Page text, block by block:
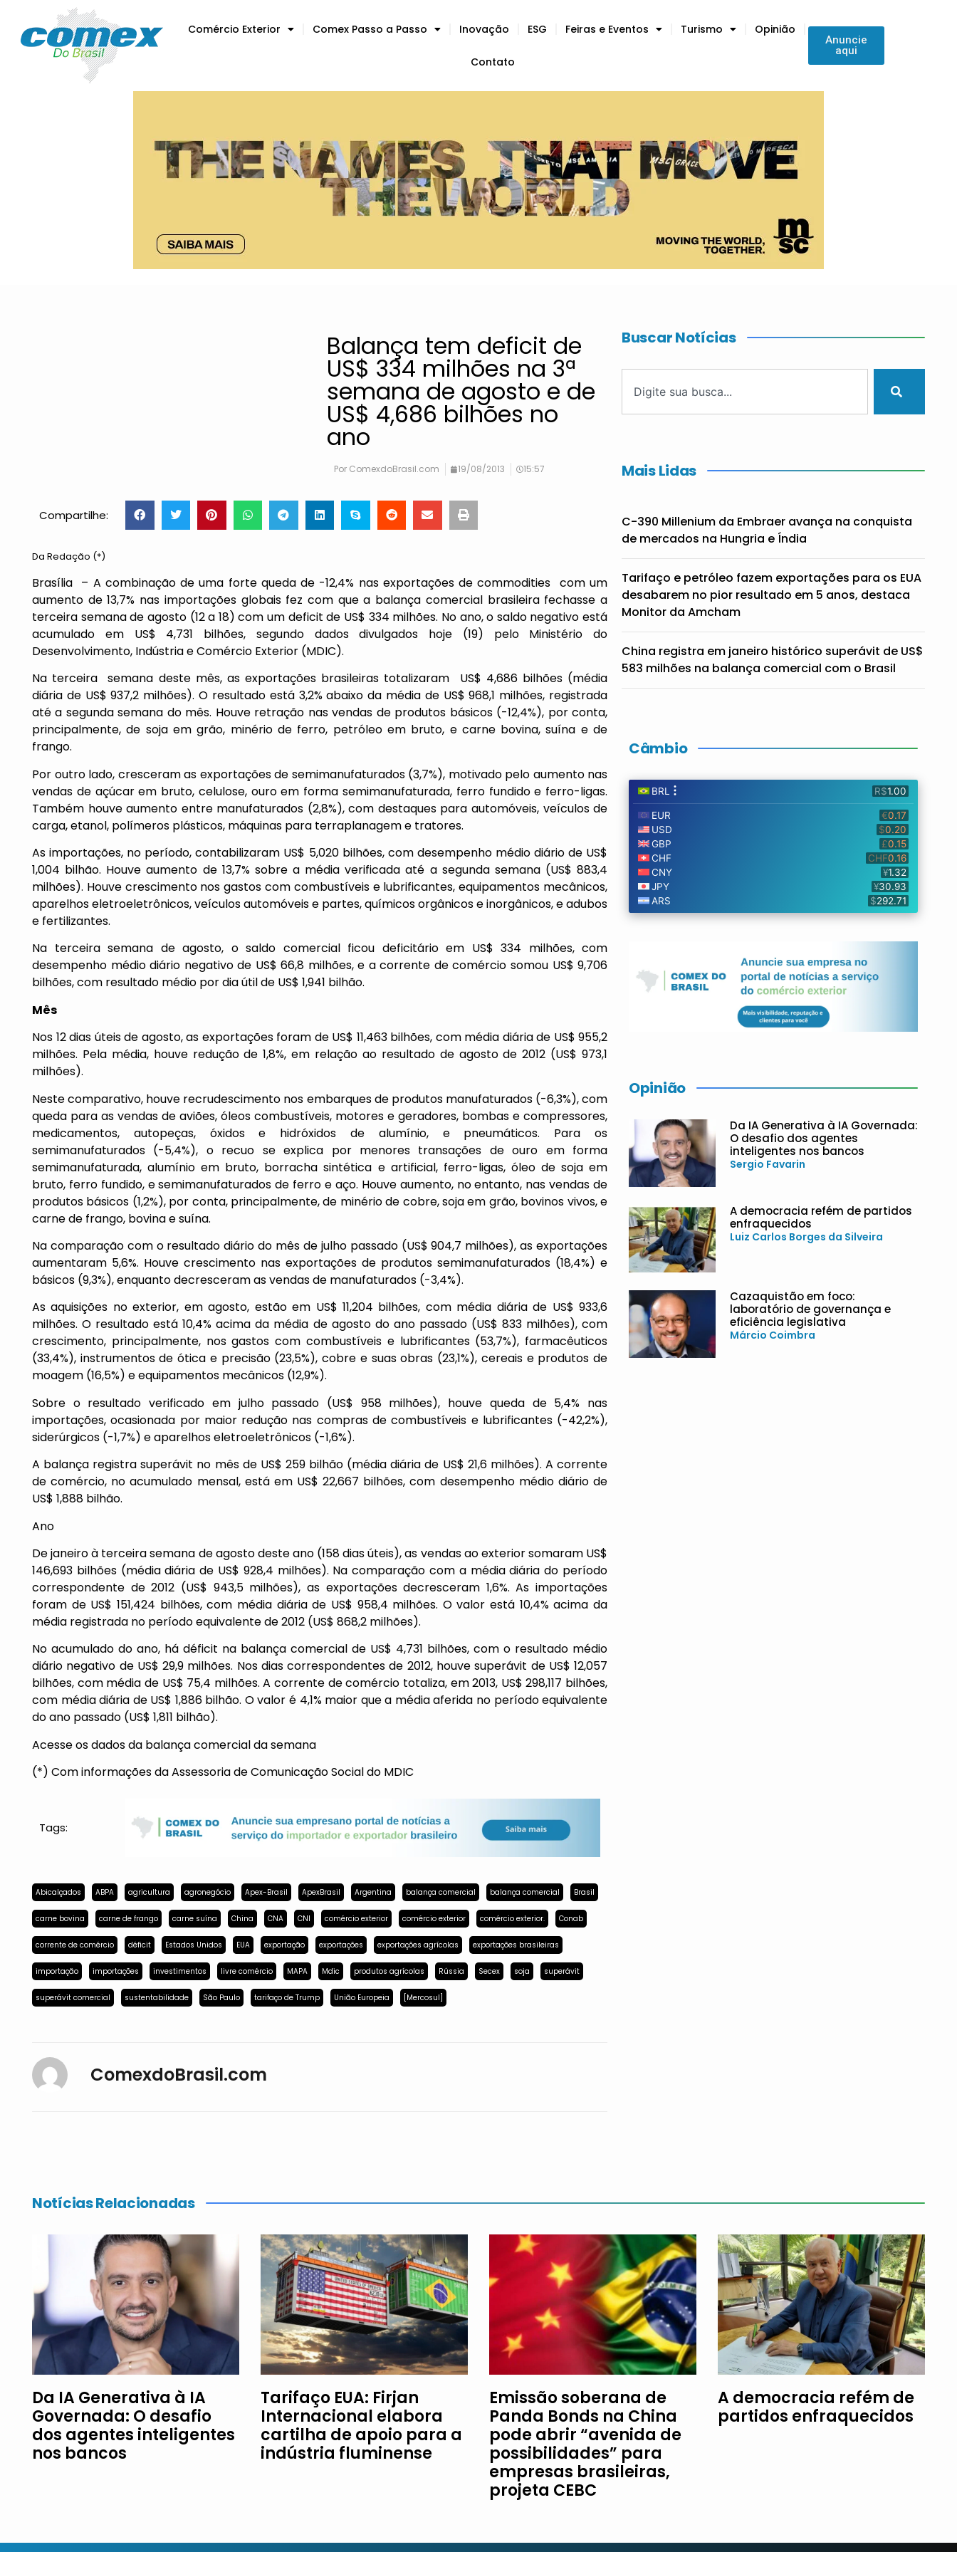
Comércio Exterior Comex Passo a Passo Inovação ESG Feiras e Eventos Turismo Opinião
Contato
Anuncie
aqui
Balança tem deficit de
US$ 334 milhões na 3ª
semana de agosto e de
US$ 4,686 bilhões no
ano
Por ComexdoBrasil.com 19/08/2013 15:57
Compartilhe:
Da Redação (*)
Brasília – A combinação de uma forte queda de -12,4% nas exportações de commodities com um
aumento de 13,7% nas importações globais fez com que a balança comercial brasileira fechasse a
terceira semana de agosto (12 a 18) com um deficit de US$ 334 milhões. No ano, o saldo negativo está
acumulado em US$ 4,731 bilhões, segundo dados divulgados hoje (19) pelo Ministério do
Desenvolvimento, Indústria e Comércio Exterior (MDIC).
Na terceira semana deste mês, as exportações brasileiras totalizaram US$ 4,686 bilhões (média
diária de US$ 937,2 milhões). O resultado está 3,2% abaixo da média de US$ 968,1 milhões, registrada
até a segunda semana do mês. Houve retração nas vendas de produtos básicos (-12,4%), por conta,
principalmente, de soja em grão, minério de ferro, petróleo em bruto, e carne bovina, suína e de
frango.
Por outro lado, cresceram as exportações de semimanufaturados (3,7%), motivado pelo aumento nas
vendas de açúcar em bruto, celulose, ouro em forma semimanufaturada, ferro fundido e ferro-ligas.
Também houve aumento entre manufaturados (2,8%), com destaques para automóveis, veículos de
carga, etanol, polímeros plásticos, máquinas para terraplanagem e tratores.
As importações, no período, contabilizaram US$ 5,020 bilhões, com desempenho médio diário de US$
1,004 bilhão. Houve aumento de 13,7% sobre a média verificada até a segunda semana (US$ 883,4
milhões). Houve crescimento nos gastos com combustíveis e lubrificantes, equipamentos mecânicos,
aparelhos eletroeletrônicos, veículos automóveis e partes, químicos orgânicos e inorgânicos, e adubos
e fertilizantes.
Na terceira semana de agosto, o saldo comercial ficou deficitário em US$ 334 milhões, com
desempenho médio diário negativo de US$ 66,8 milhões, e a corrente de comércio somou US$ 9,706
bilhões, com resultado médio por dia útil de US$ 1,941 bilhão.
Mês
Nos 12 dias úteis de agosto, as exportações foram de US$ 11,463 bilhões, com média diária de US$ 955,2
milhões. Pela média, houve redução de 1,8%, em relação ao resultado de agosto de 2012 (US$ 973,1
milhões).
Neste comparativo, houve recrudescimento nos embarques de produtos manufaturados (-6,3%), com
queda para as vendas de aviões, óleos combustíveis, motores e geradores, bombas e compressores,
medicamentos, autopeças, óxidos e hidróxidos de alumínio, e pneumáticos. Para os
semimanufaturados (-5,4%), o recuo se explica por menores transações de ouro em forma
semimanufaturada, alumínio em bruto, borracha sintética e artificial, ferro-ligas, óleo de soja em
bruto, ferro fundido, e semimanufaturados de ferro e aço. Houve aumento, no entanto, nas vendas de
produtos básicos (1,2%), por conta, principalmente, de minério de cobre, soja em grão, bovinos vivos, e
carne de frango, bovina e suína.
Na comparação com o resultado diário do mês de julho passado (US$ 904,7 milhões), as exportações
aumentaram 5,6%. Houve crescimento nas exportações de produtos semimanufaturados (18,4%) e
básicos (9,3%), enquanto decresceram as vendas de manufaturados (-3,4%).
As aquisições no exterior, em agosto, estão em US$ 11,204 bilhões, com média diária de US$ 933,6
milhões. O resultado está 10,4% acima da média de agosto do ano passado (US$ 833 milhões), com
crescimento, principalmente, nos gastos com combustíveis e lubrificantes (53,7%), farmacêuticos
(33,4%), instrumentos de ótica e precisão (23,5%), cobre e suas obras (23,1%), cereais e produtos de
moagem (16,5%) e equipamentos mecânicos (12,9%).
Sobre o resultado verificado em julho passado (US$ 958 milhões), houve queda de 5,4% nas
importações, ocasionada por maior redução nas compras de combustíveis e lubrificantes (-42,2%),
siderúrgicos (-1,7%) e aparelhos eletroeletrônicos (-1,6%).
A balança registra superávit no mês de US$ 259 bilhão (média diária de US$ 21,6 milhões). A corrente
de comércio, no acumulado mensal, está em US$ 22,667 bilhões, com desempenho médio diário de
US$ 1,888 bilhão.
Ano
De janeiro à terceira semana de agosto deste ano (158 dias úteis), as vendas ao exterior somaram US$
146,693 bilhões (média diária de US$ 928,4 milhões). Na comparação com a média diária do período
correspondente de 2012 (US$ 943,5 milhões), as exportações decresceram 1,6%. As importações
foram de US$ 151,424 bilhões, com média diária de US$ 958,4 milhões. O valor está 10,4% acima da
média registrada no período equivalente de 2012 (US$ 868,2 milhões).
No acumulado do ano, há déficit na balança comercial de US$ 4,731 bilhões, com o resultado médio
diário negativo de US$ 29,9 milhões. Nos dias correspondentes de 2012, houve superávit de US$ 12,057
bilhões, com média de US$ 75,4 milhões. A corrente de comércio totaliza, em 2013, US$ 298,117 bilhões,
com média diária de US$ 1,886 bilhão. O valor é 4,1% maior que a média aferida no período equivalente
do ano passado (US$ 1,811 bilhão).
Acesse os dados da balança comercial da semana
(*) Com informações da Assessoria de Comunicação Social do MDIC
Tags:
Abicalçados ABPA agricultura agronegócio Apex-Brasil ApexBrasil Argentina balança comercial balança comercial Brasil
carne bovina carne de frango carne suína China CNA CNI comércio exterior comércio exterior comércio exterior. Conab
corrente de comércio déficit Estados Unidos EUA exportação exportações exportações agrícolas exportações brasileiras
importação importações investimentos livre comércio MAPA Mdic produtos agrícolas Rússia Secex soja superávit
superávit comercial sustentabilidade São Paulo tarifaço de Trump União Europeia [Mercosul]
ComexdoBrasil.com
Buscar Notícias
Mais Lidas
C-390 Millenium da Embraer avança na conquista
de mercados na Hungria e Índia
Tarifaço e petróleo fazem exportações para os EUA
desabarem no pior resultado em 5 anos, destaca
Monitor da Amcham
China registra em janeiro histórico superávit de US$
583 milhões na balança comercial com o Brasil
Câmbio
Opinião
Da IA Generativa à IA Governada:
O desafio dos agentes
inteligentes nos bancos
Sergio Favarin
A democracia refém de partidos
enfraquecidos
Luiz Carlos Borges da Silveira
Cazaquistão em foco:
laboratório de governança e
eficiência legislativa
Márcio Coimbra
Notícias Relacionadas
Da IA Generativa à IA
Governada: O desafio
dos agentes inteligentes
nos bancos
Tarifaço EUA: Firjan
Internacional elabora
cartilha de apoio para a
indústria fluminense
Emissão soberana de
Panda Bonds na China
pode abrir “avenida de
possibilidades” para
empresas brasileiras,
projeta CEBC
A democracia refém de
partidos enfraquecidos